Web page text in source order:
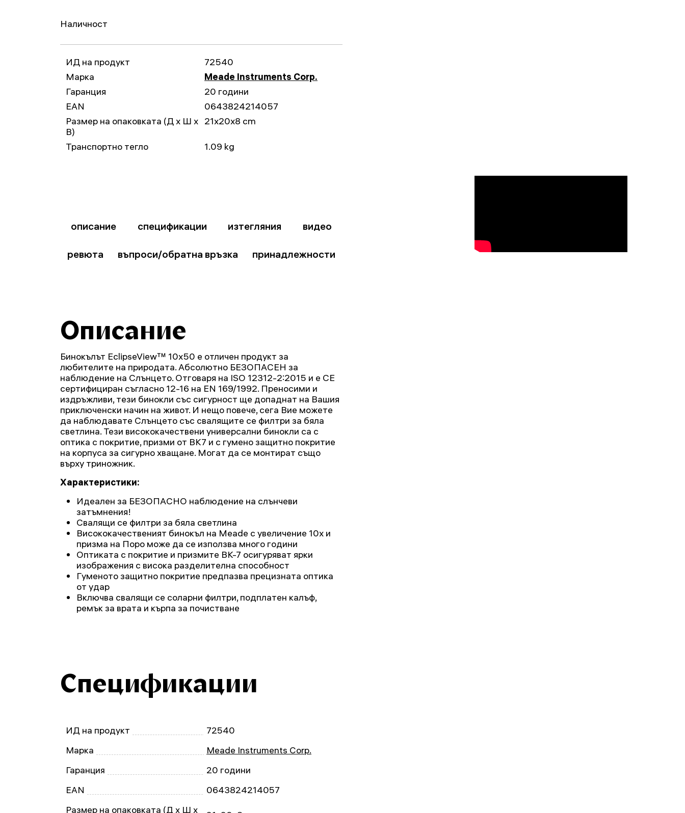
Наличност
ИД на продукт
72540
Марка
Meade Instruments Corp.
Гаранция
20 години
EAN
0643824214057
Размер на опаковката (Д x Ш x
В)
21x20x8 cm
Транспортно тегло 1.09 kg
описание спецификации изтегляния видео
ревюта въпроси/обратна връзка принадлежности
Описание
Бинокълът EclipseView™ 10x50 е отличен продукт за
любителите на природата. Абсолютно БЕЗОПАСЕН за
наблюдение на Слънцето. Отговаря на ISO 12312-2:2015 и е CE
сертифициран съгласно 12-16 на EN 169/1992. Преносими и
издръжливи, тези бинокли със сигурност ще допаднат на Вашия
приключенски начин на живот. И нещо повече, сега Вие можете
да наблюдавате Слънцето със свалящите се филтри за бяла
светлина. Тези висококачествени универсални бинокли са с
оптика с покритие, призми от ВК7 и с гумено защитно покритие
на корпуса за сигурно хващане. Могат да се монтират също
върху триножник.
Характеристики:
Идеален за БЕЗОПАСНО наблюдение на слънчеви
затъмнения!
Свалящи се филтри за бяла светлина
Висококачественият бинокъл на Meade с увеличение 10x и
призма на Поро може да се използва много години
Оптиката с покритие и призмите BK-7 осигуряват ярки
изображения с висока разделителна способност
Гуменото защитно покритие предпазва прецизната оптика
от удар
Включва свалящи се соларни филтри, подплатен калъф,
ремък за врата и кърпа за почистване
Спецификации
ИД на продукт
72540
Марка
Meade Instruments Corp.
Гаранция
20 години
EAN
0643824214057
Размер на опаковката (Д x Ш x